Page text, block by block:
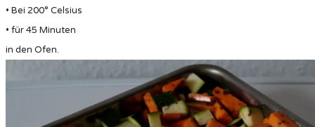
• Bei 200° Celsius
• für 45 Minuten
in den Ofen.